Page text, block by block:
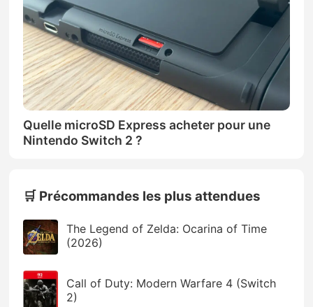
Quelle microSD Express acheter pour une
Nintendo Switch 2 ?
🛒 Précommandes les plus attendues
The Legend of Zelda: Ocarina of Time
(2026)
Call of Duty: Modern Warfare 4 (Switch
2)